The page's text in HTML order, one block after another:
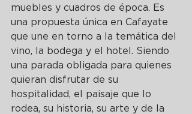
muebles y cuadros de época. Es
una propuesta única en Cafayate
que une en torno a la temática del
vino, la bodega y el hotel. Siendo
una parada obligada para quienes
quieran disfrutar de su
hospitalidad, el paisaje que lo
rodea, su historia, su arte y de la